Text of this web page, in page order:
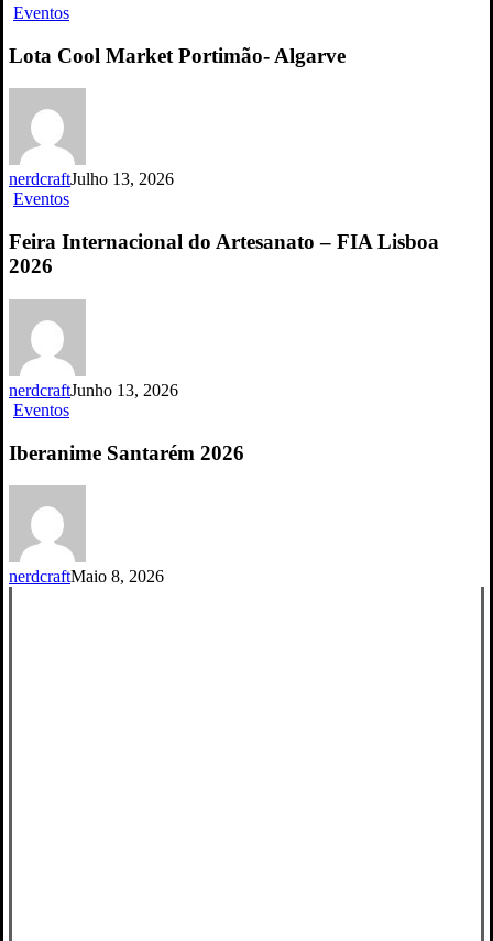
EventosLota
Market
Algarve
Lota Cool Market Portimão- Algarve
nerdcraftJulho 13, 2026
EventosFeira
do
FIA
Feira Internacional do Artesanato – FIA Lisboa
2026
nerdcraftJunho 13, 2026
EventosIberanime
2026
Iberanime Santarém 2026
nerdcraftMaio 8, 2026